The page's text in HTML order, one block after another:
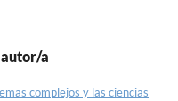
a
complejos y las ciencias